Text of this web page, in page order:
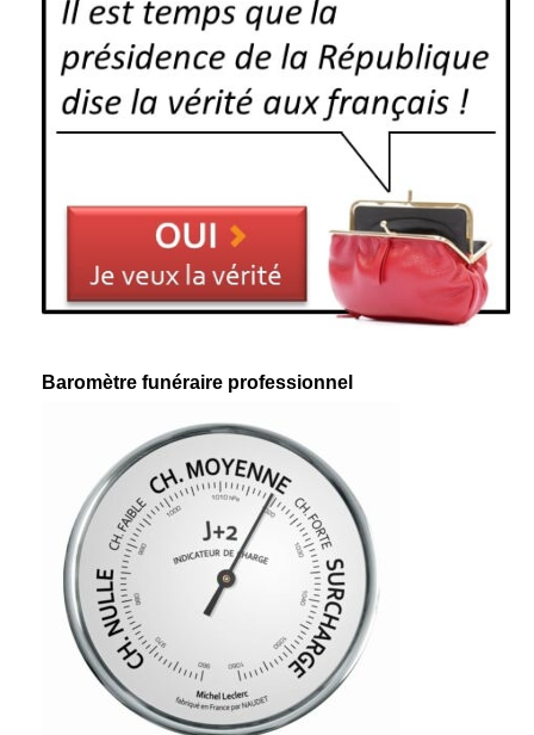
Baromètre funéraire professionnel